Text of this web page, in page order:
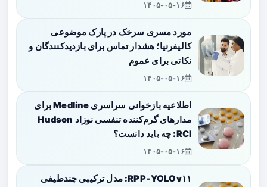
۱۴۰۵-۰۵-۱۶
مورد مسری سرخک در پارک موضوعی
کالیفرنیا؛ هشدار تماس برای بازدیدکنندگان و
نکاتی برای عموم
۱۴۰۵-۰۵-۱۶
اطلاعیه بازخوانی سراسری Medline برای
مدارهای گرم‌کننده تنفسی نوزاد Hudson
RCI: چه باید دانست؟
۱۴۰۵-۰۵-۱۶
RPP‑YOLOv۱۱: مدل ترکیبی چندطیفی